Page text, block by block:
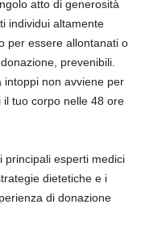
atto di generosità
individui altamente
per essere allontanati o
prevenibili.
intoppi non avviene per
​​tuo corpo nelle 48 ore
principali esperti medici
dietetiche e i
di donazione